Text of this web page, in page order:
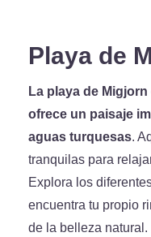
Playa de
La playa de
ofrece un paisaje
aguas turquesas.
tranquilas para
Explora los
encuentra tu propio
de la belleza natural.